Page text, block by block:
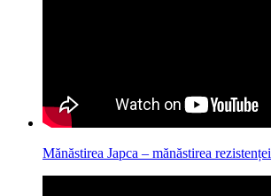
Mănăstirea Japca – mănăstirea rezistenței